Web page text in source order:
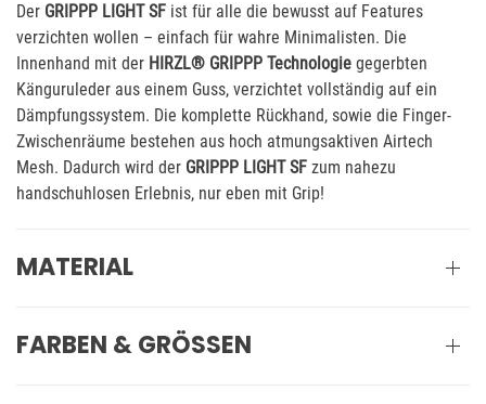
Der GRIPPP LIGHT SF ist für alle die bewusst auf Features
verzichten wollen – einfach für wahre Minimalisten. Die
Innenhand mit der HIRZL® GRIPPP Technologie gegerbten
Känguruleder aus einem Guss, verzichtet vollständig auf ein
Dämpfungssystem. Die komplette Rückhand, sowie die Finger-
Zwischenräume bestehen aus hoch atmungsaktiven Airtech
Mesh. Dadurch wird der GRIPPP LIGHT SF zum nahezu
handschuhlosen Erlebnis, nur eben mit Grip!
MATERIAL
FARBEN & GRÖSSEN